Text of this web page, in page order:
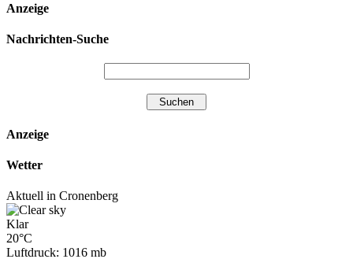
Anzeige
Nachrichten-Suche
Anzeige
Wetter
Aktuell in Cronenberg
Klar
20°C
Luftdruck: 1016 mb